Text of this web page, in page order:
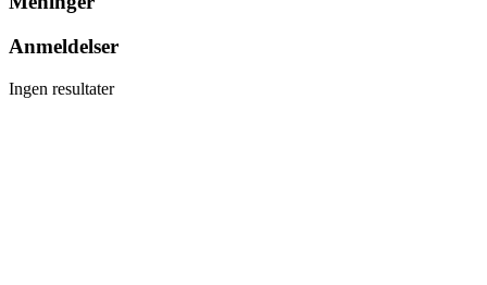
Anmeldelser
Ingen resultater